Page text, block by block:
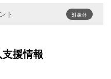
ト 対象外
援情報